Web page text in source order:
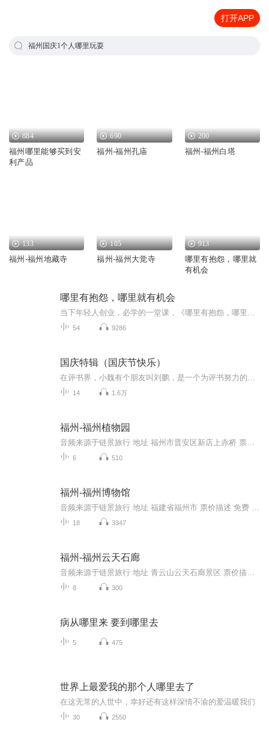
打开APP
福州国庆1个人哪里玩耍
884
福州哪里能够买到安
利产品
690
福州-福州孔庙
200
福州-福州白塔
133
福州-福州地藏寺
105
福州-福州大觉寺
913
哪里有抱怨，哪里就
有机会
哪里有抱怨，哪里就有机会
54 9286
国庆特辑（国庆节快乐）
14 1.6万
福州-福州植物园
6 510
福州-福州博物馆
18 3347
福州-福州云天石廊
8 300
病从哪里来 要到哪里去
5 475
世界上最爱我的那个人哪里去了
在这无常的人世中，幸好还有这样深情不渝的爱温暖我们
30 2550